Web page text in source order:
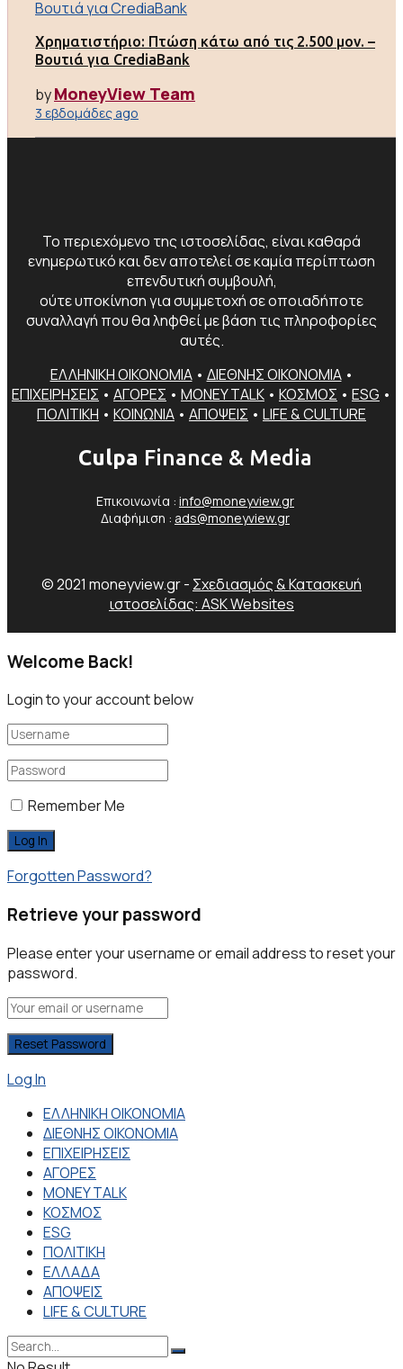
Χρηματιστήριο: Πτώση κάτω από τις 2.500 μον. –
Βουτιά για CrediaBank
byMoneyView Team
3 εβδομάδες ago
Το περιεχόμενο της ιστοσελίδας, είναι καθαρά
ενημερωτικό και δεν αποτελεί σε καμία περίπτωση
επενδυτική συμβουλή,
ούτε υποκίνηση για συμμετοχή σε οποιαδήποτε
συναλλαγή που θα ληφθεί με βάση τις πληροφορίες
αυτές.
ΕΛΛΗΝΙΚΗ ΟΙΚΟΝΟΜΙΑ• ΔΙΕΘΝΗΣ ΟΙΚΟΝΟΜΙΑ•
ΕΠΙΧΕΙΡΗΣΕΙΣ • ΑΓΟΡΕΣ • MONEY TALK • ΚΟΣΜΟΣ • ESG •
ΠΟΛΙΤΙΚΗ • ΚΟΙΝΩΝΙΑ • ΑΠΟΨΕΙΣ • LIFE & CULTURE
Culpa Finance & Media
Επικοινωνία : info@moneyview.gr
Διαφήμιση : ads@moneyview.gr
© 2021 moneyview.gr - Σχεδιασμός & Κατασκευή
ιστοσελίδας: ASK Websites
Welcome Back!
Login to your account below
Remember Me
Forgotten Password?
Retrieve your password
Please enter your username or email address to reset your
password.
Log In
ΕΛΛΗΝΙΚΗ ΟΙΚΟΝΟΜΙΑ
ΔΙΕΘΝΗΣ ΟΙΚΟΝΟΜΙΑ
ΕΠΙΧΕΙΡΗΣΕΙΣ
ΑΓΟΡΕΣ
MONEY TALK
ΚΟΣΜΟΣ
ESG
ΠΟΛΙΤΙΚΗ
ΕΛΛΑΔΑ
ΑΠΟΨΕΙΣ
LIFE & CULTURE